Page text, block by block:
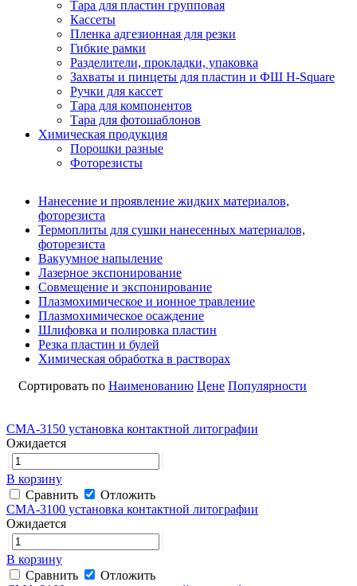
Тара для пластин групповая
Кассеты
Пленка адгезионная для резки
Гибкие рамки
Разделители, прокладки, упаковка
Захваты и пинцеты для пластин и ФШ H-Square
Ручки для кассет
Тара для компонентов
Тара для фотошаблонов
Химическая продукция
Порошки разные
Фоторезисты
Нанесение и проявление жидких материалов,
фоторезиста
Термоплиты для сушки нанесенных материалов,
фоторезиста
Вакуумное напыление
Лазерное экспонирование
Совмещение и экспонирование
Плазмохимическое и ионное травление
Плазмохимическое осаждение
Шлифовка и полировка пластин
Резка пластин и булей
Химическая обработка в растворах
Сортировать по Наименованию Цене Популярности
CMA-3150 установка контактной литографии
Ожидается
В корзину
Сравнить
Отложить
CMA-3100 установка контактной литографии
Ожидается
В корзину
Сравнить
Отложить